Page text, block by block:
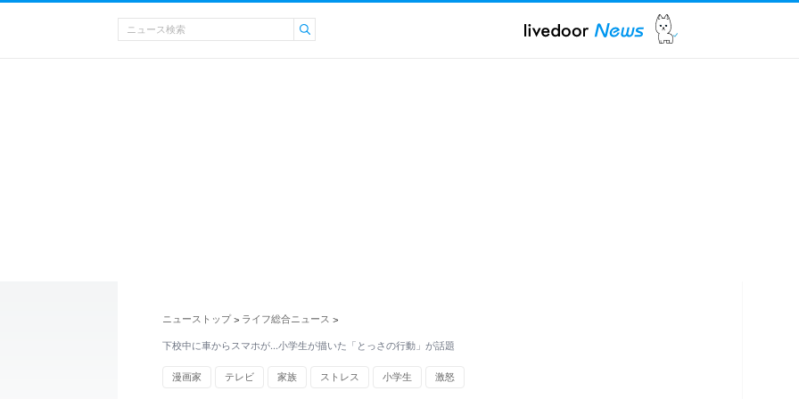
ニューストップ > ライフ総合ニュース >
下校中に車からスマホが...小学生が描いた「とっさの行動」が話題
漫画家 テレビ 家族 ストレス 小学生 激怒